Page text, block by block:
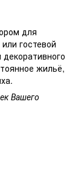
для
гостевой
жильё,
Вашего